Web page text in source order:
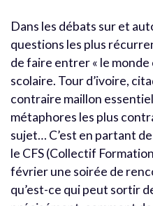
Dans les débats sur et
questions les plus
de faire entrer « le
scolaire. Tour d’ivoire,
contraire maillon
métaphores les plus
sujet… C’est en partant
le CFS (Collectif
février une soirée de
qu’est-ce qui peut sortir